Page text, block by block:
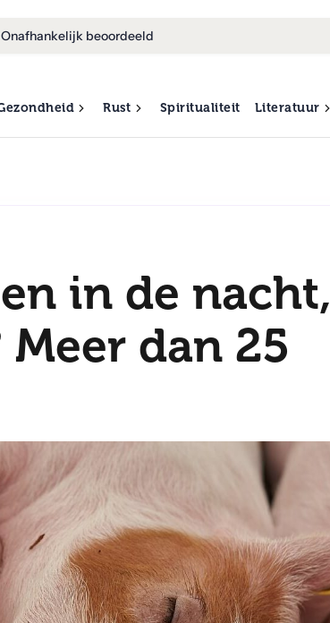
Onafhankelijk beoordeeld
Rust Spiritualiteit Literatuur
in de nacht,
dan 25